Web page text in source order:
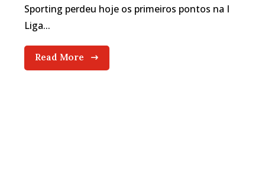
Sporting perdeu hoje os primeiros pontos na I
Liga...
Read More